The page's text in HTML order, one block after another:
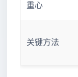
重心
关键方法